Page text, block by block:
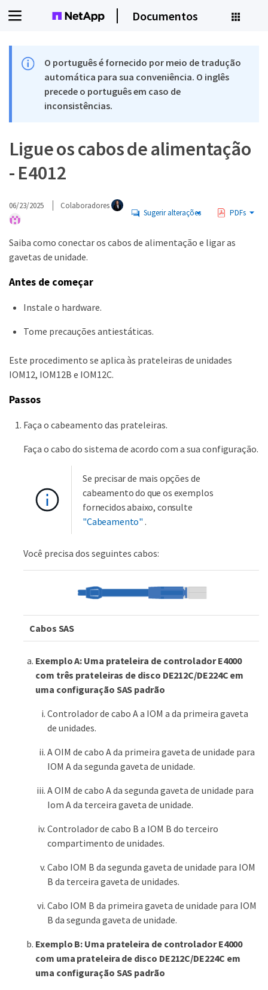
Documentos
O português é fornecido por meio de tradução
automática para sua conveniência. O inglês
precede o português em caso de
inconsistências.
Ligue os cabos de alimentação
- E4012
06/23/2025 Colaboradores
Sugerir alterações PDFs
Saiba como conectar os cabos de alimentação e ligar as
gavetas de unidade.
Antes de começar
Instale o hardware.
Tome precauções antiestáticas.
Este procedimento se aplica às prateleiras de unidades
IOM12, IOM12B e IOM12C.
Passos
Faça o cabeamento das prateleiras.
Faça o cabo do sistema de acordo com a sua configuração.
Se precisar de mais opções de
cabeamento do que os exemplos
fornecidos abaixo, consulte
"Cabeamento" .
Você precisa dos seguintes cabos:
Cabos SAS
Exemplo A: Uma prateleira de controlador E4000
com três prateleiras de disco DE212C/DE224C em
uma configuração SAS padrão
Controlador de cabo A a IOM a da primeira gaveta
de unidades.
A OIM de cabo A da primeira gaveta de unidade para
IOM A da segunda gaveta de unidade.
A OIM de cabo A da segunda gaveta de unidade para
Iom A da terceira gaveta de unidade.
Controlador de cabo B a IOM B do terceiro
compartimento de unidades.
Cabo IOM B da segunda gaveta de unidade para IOM
B da terceira gaveta de unidades.
Cabo IOM B da primeira gaveta de unidade para IOM
B da segunda gaveta de unidade.
Exemplo B: Uma prateleira de controlador E4000
com uma prateleira de disco DE212C/DE224C em
uma configuração SAS padrão